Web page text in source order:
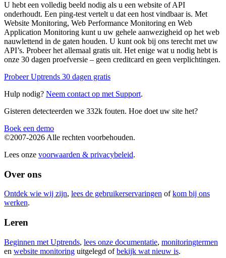
U hebt een volledig beeld nodig als u een website of API
onderhoudt. Een ping-test vertelt u dat een host vindbaar is. Met
Website Monitoring, Web Performance Monitoring en Web
Application Monitoring kunt u uw gehele aanwezigheid op het web
nauwlettend in de gaten houden. U kunt ook bij ons terecht met uw
API’s. Probeer het allemaal gratis uit. Het enige wat u nodig hebt is
onze 30 dagen proefversie – geen creditcard en geen verplichtingen.
Probeer Uptrends 30 dagen gratis
Hulp nodig? Neem contact op met Support.
Gisteren detecteerden we 332k fouten. Hoe doet uw site het?
Boek een demo
©2007-2026 Alle rechten voorbehouden.
Lees onze voorwaarden & privacybeleid.
Over ons
Ontdek wie wij zijn, lees de gebruikerservaringen ofkom bij ons
werken.
Leren
Beginnen met Uptrends, lees onze documentatie, monitoringtermen
en website monitoring uitgelegd ofbekijk wat nieuw is.